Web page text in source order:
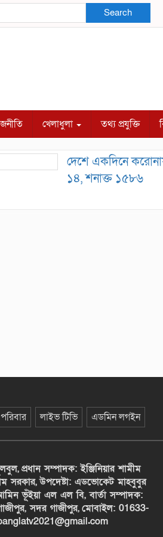
Search
খেলাধুলা তথ্য প্রযুক্তি
দেশে একদিনে
১৪, শনাক্ত ১৫৮৬
লাইভ টিভি এডমিন লগইন
প্রধান সম্পাদক: ইঞ্জিনিয়ার শামীম
সরকার,উপদেষ্টা: এডভোকেট মাহবুবুর
ভূঁইয়া এল এল বি, বার্তা সম্পাদক:
সদর গাজীপুর,মোবাইল: 01633-